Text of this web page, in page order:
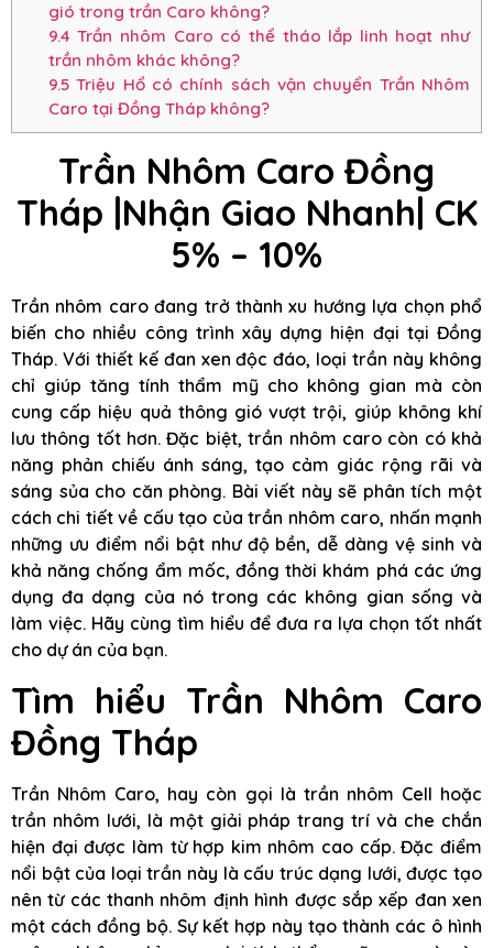
gió trong trần Caro không?
9.4 Trần nhôm Caro có thể tháo lắp linh hoạt như
trần nhôm khác không?
9.5Triệu Hổ có chính sách vận chuyển Trần Nhôm
Caro tại Đồng Tháp không?
Trần Nhôm Caro Đồng
Tháp |Nhận Giao Nhanh| CK
5% – 10%
Trần nhôm caro đang trở thành xu hướng lựa chọn phổ
biến cho nhiều công trình xây dựng hiện đại tại Đồng
Tháp. Với thiết kế đan xen độc đáo, loại trần này không
chỉ giúp tăng tính thẩm mỹ cho không gian mà còn
cung cấp hiệu quả thông gió vượt trội, giúp không khí
lưu thông tốt hơn. Đặc biệt, trần nhôm caro còn có khả
năng phản chiếu ánh sáng, tạo cảm giác rộng rãi và
sáng sủa cho căn phòng. Bài viết này sẽ phân tích một
cách chi tiết về cấu tạo của trần nhôm caro, nhấn mạnh
những ưu điểm nổi bật như độ bền, dễ dàng vệ sinh và
khả năng chống ẩm mốc, đồng thời khám phá các ứng
dụng đa dạng của nó trong các không gian sống và
làm việc. Hãy cùng tìm hiểu để đưa ra lựa chọn tốt nhất
cho dự án của bạn.
Tìm hiểu Trần Nhôm Caro
Đồng Tháp
Trần Nhôm Caro, hay còn gọi là trần nhôm Cell hoặc
trần nhôm lưới, là một giải pháp trang trí và che chắn
hiện đại được làm từ hợp kim nhôm cao cấp. Đặc điểm
nổi bật của loại trần này là cấu trúc dạng lưới, được tạo
nên từ các thanh nhôm định hình được sắp xếp đan xen
một cách đồng bộ. Sự kết hợp này tạo thành các ô hình